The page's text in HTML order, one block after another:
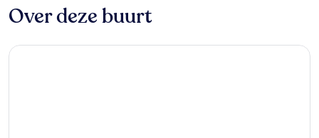
Over deze buurt